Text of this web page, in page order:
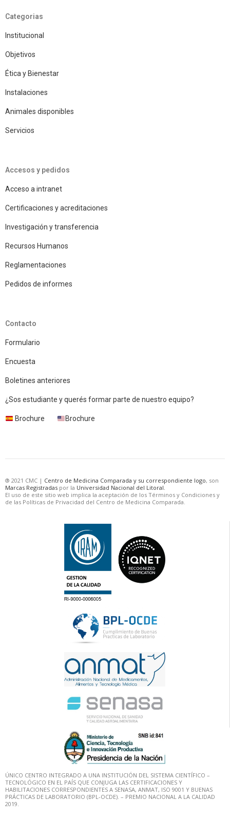
Categorias
Institucional
Objetivos
Ética y Bienestar
Instalaciones
Animales disponibles
Servicios
Accesos y pedidos
Acceso a intranet
Certificaciones y acreditaciones
Investigación y transferencia
Recursos Humanos
Reglamentaciones
Pedidos de informes
Contacto
Formulario
Encuesta
Boletines anteriores
¿Sos estudiante y querés formar parte de nuestro equipo?
Brochure Brochure
® 2021 CMC | Centro de Medicina Comparada y su correspondiente logo, son
Marcas Registradas por la Universidad Nacional del Litoral.
El uso de este sitio web implica la aceptación de los Términos y Condiciones y
de las Políticas de Privacidad del Centro de Medicina Comparada.
ÚNICO CENTRO INTEGRADO A UNA INSTITUCIÓN DEL SISTEMA CIENTÍFICO –
TECNOLÓGICO EN EL PAÍS QUE CONJUGA LAS CERTIFICACIONES Y
HABILITACIONES CORRESPONDIENTES A SENASA, ANMAT, ISO 9001 Y BUENAS
PRÁCTICAS DE LABORATORIO (BPL-OCDE). – PREMIO NACIONAL A LA CALIDAD
2019.